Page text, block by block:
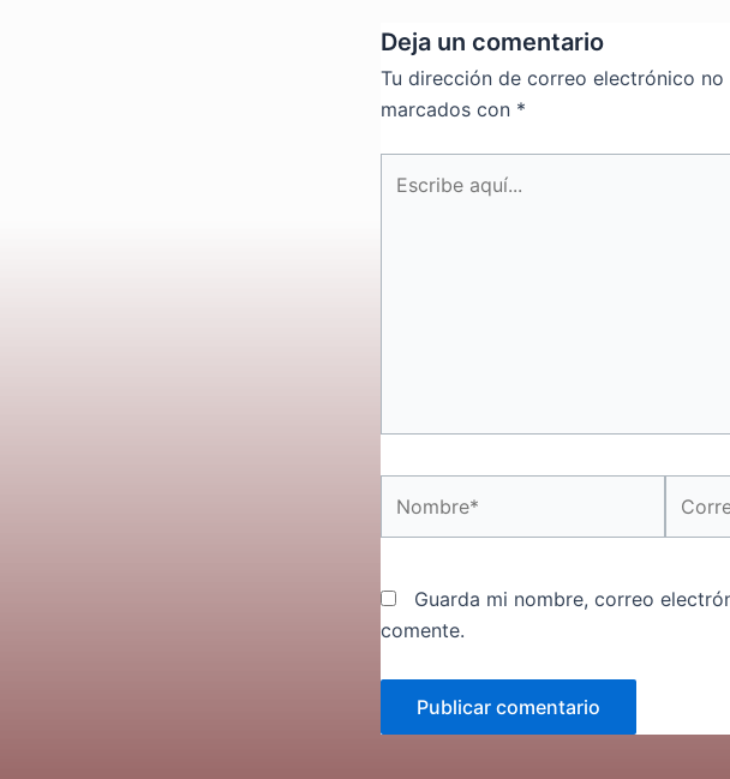
Deja un comentario
Tu dirección de correo electrónico no
marcados con *
aquí...
Guarda mi nombre, correo
comente.